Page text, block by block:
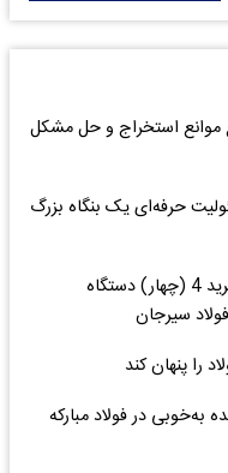
موانع استخراج و حل مشکل
حرفه‌ای یک بنگاه بزرگ
آگهی مناقصه عمومی دومرحله‌ای خرید 4 (چهار) دستگاه
سیرجان
را پنهان کند
به‌خوبی در فولاد مبارکه